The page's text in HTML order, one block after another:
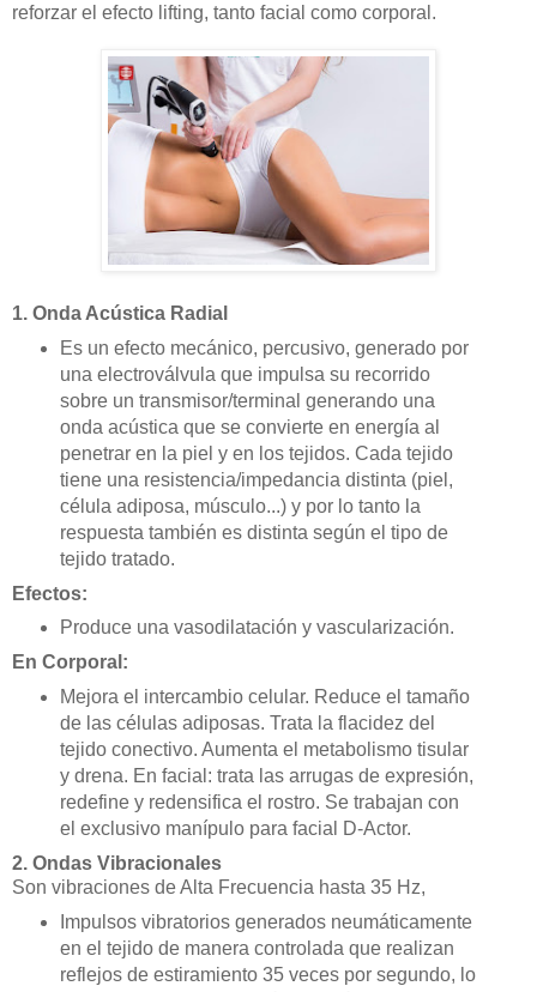
reforzar el efecto lifting, tanto facial como corporal.
1. Onda Acústica Radial
Es un efecto mecánico, percusivo, generado por
una electroválvula que impulsa su recorrido
sobre un transmisor/terminal generando una
onda acústica que se convierte en energía al
penetrar en la piel y en los tejidos. Cada tejido
tiene una resistencia/impedancia distinta (piel,
célula adiposa, músculo...) y por lo tanto la
respuesta también es distinta según el tipo de
tejido tratado.
Efectos:
Produce una vasodilatación y vascularización.
En Corporal:
Mejora el intercambio celular. Reduce el tamaño
de las células adiposas. Trata la flacidez del
tejido conectivo. Aumenta el metabolismo tisular
y drena. En facial: trata las arrugas de expresión,
redefine y redensifica el rostro. Se trabajan con
el exclusivo manípulo para facial D-Actor.
2. Ondas Vibracionales
Son vibraciones de Alta Frecuencia hasta 35 Hz,
Impulsos vibratorios generados neumáticamente
en el tejido de manera controlada que realizan
reflejos de estiramiento 35 veces por segundo, lo